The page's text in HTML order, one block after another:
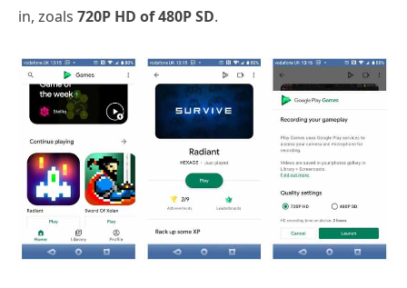
in, zoals 720P HD of 480P SD.